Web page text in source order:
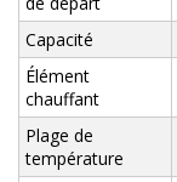
Capacité
Élément
chauffant
Plage de
température